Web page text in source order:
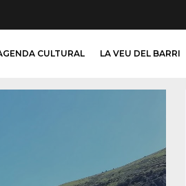
CULTURAL LA VEU DEL BARRI